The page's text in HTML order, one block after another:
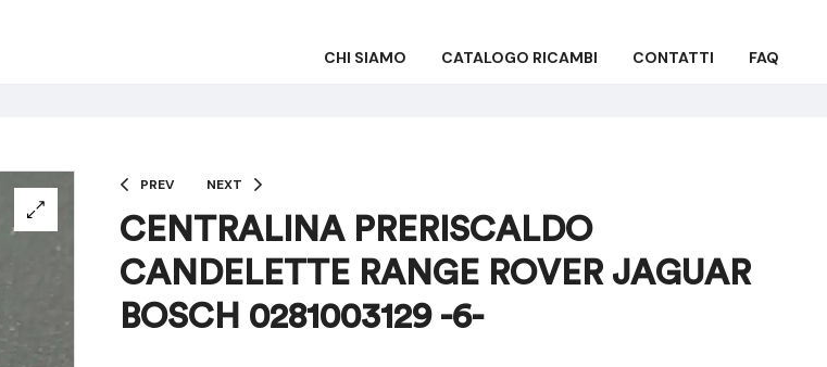
CHI SIAMO CATALOGO RICAMBI CONTATTI FAQ
PREV
400,00€
NEXT
30,00€
CENTRALINA PRERISCALDO
CANDELETTE RANGE ROVER JAGUAR
BOSCH 0281003129 -6-